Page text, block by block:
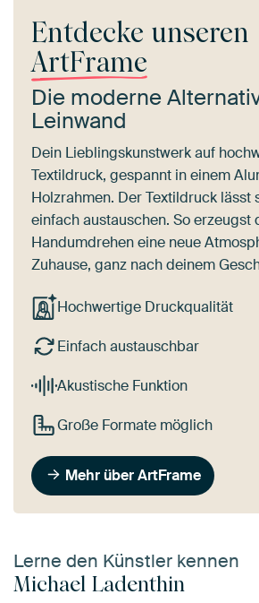
Entdecke unseren
ArtFrame
Die moderne
Leinwand
Dein Lieblingskunstwerk auf
Textildruck, gespannt in einem
Holzrahmen. Der Textildruck lässt
einfach austauschen. So erzeugst
Handumdrehen eine neue
Zuhause, ganz nach deinem
Hochwertige Druckqualität
Einfach austauschbar
Akustische Funktion
Große Formate möglich
Mehr über ArtFrame
Lerne den Künstler kennen
Michael Ladenthin